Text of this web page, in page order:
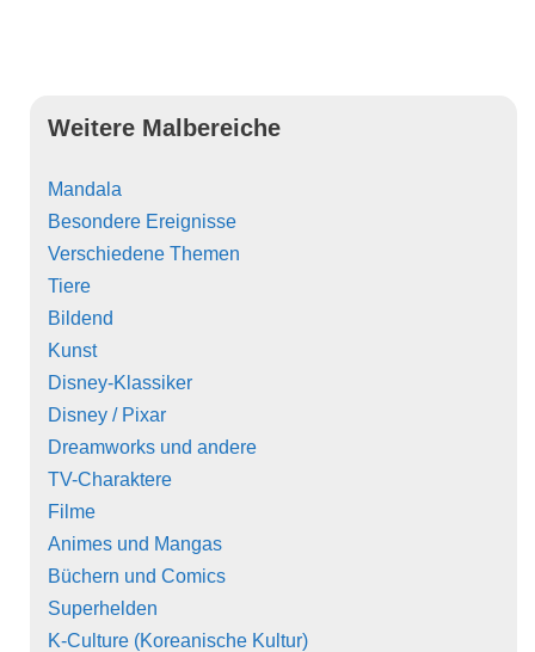
Weitere Malbereiche
Mandala
Besondere Ereignisse
Verschiedene Themen
Tiere
Bildend
Kunst
Disney-Klassiker
Disney / Pixar
Dreamworks und andere
TV-Charaktere
Filme
Animes und Mangas
Büchern und Comics
Superhelden
K-Culture (Koreanische Kultur)